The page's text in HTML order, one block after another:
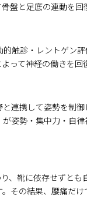
盤と足底の連動を回
触診・レントゲン
って神経の働きを回
連携して姿勢を制
姿勢・集中力・自
、靴に依存せずと
その結果、腰痛だ